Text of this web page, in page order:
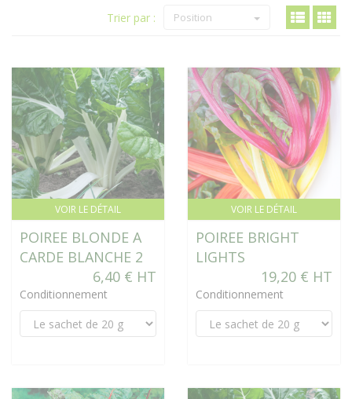
Trier par : Position
VOIR LE DÉTAIL
POIREE BLONDE A
CARDE BLANCHE 2
6,40 € HT
Conditionnement
VOIR LE DÉTAIL
POIREE BRIGHT
LIGHTS
19,20 € HT
Conditionnement